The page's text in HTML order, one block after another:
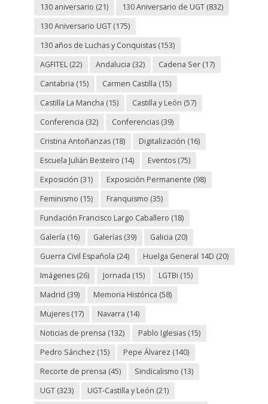
130 aniversario (21) 130 Aniversario de UGT(832)
130 Aniversario UGT(175)
130 años de Luchas y Conquistas(153)
AGFITEL(22) Andalucia (32) Cadena Ser(17)
Cantabria (15) Carmen Castilla (15)
Castilla La Mancha (15) Castilla y León (57)
Conferencia (32) Conferencias(39)
Cristina Antoñanzas(18) Digitalización (16)
Escuela Julián Besteiro (14) Eventos(75)
Exposición (31) Exposición Permanente (98)
Feminismo (15) Franquismo (35)
Fundación Francisco Largo Caballero (18)
Galería (16) Galerías(39) Galicia (20)
Guerra Civil Española (24) Huelga General 14D (20)
Imágenes(26) Jornada (15) LGTBi (15)
Madrid (39) Memoria Histórica (58)
Mujeres(17) Navarra (14)
Noticias de prensa (132) Pablo Iglesias(15)
Pedro Sánchez (15) Pepe Álvarez (140)
Recorte de prensa (45) Sindicalismo (13)
UGT(323) UGT-Castilla y León (21)